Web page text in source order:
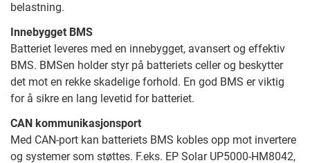
belastning.
Innebygget BMS
Batteriet leveres med en innebygget, avansert og effektiv
BMS. BMSen holder styr på batteriets celler og beskytter
det mot en rekke skadelige forhold. En god BMS er viktig
for å sikre en lang levetid for batteriet.
CAN kommunikasjonsport
Med CAN-port kan batteriets BMS kobles opp mot invertere
og systemer som støttes. F.eks. EP Solar UP5000-HM8042,